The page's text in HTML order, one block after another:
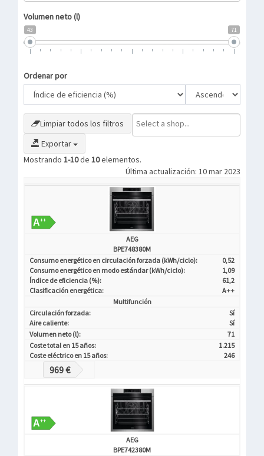
Volumen neto (l)
43 71
Ordenar por
Limpiar todos los filtros
Exportar
Mostrando 1-10de 10elementos.
Última actualización: 10 mar 2023
AEG
BPE748380M
Consumo energético en circulación forzada (kWh/ciclo):
0,52
Consumo energético en modo estándar (kWh/ciclo):
1,09
Índice de eficiencia (%):
61,2
Clasificación energética:
A++
Multifunción
Circulación forzada:
Sí
Aire caliente:
Sí
Volumen neto (l):
71
Coste total en 15 años:
1.215
Coste eléctrico en 15 años:
246
969 €
AEG
BPE742380M